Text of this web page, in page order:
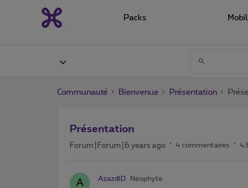
Packs
Communauté Bienvenue Présentation
Présentation
Forum|Forum|6 years ago 4 commentaires
A AzazdlD Néophyte